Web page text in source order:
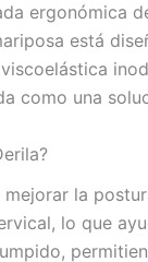
ergonómica
está
como una
la
lo que